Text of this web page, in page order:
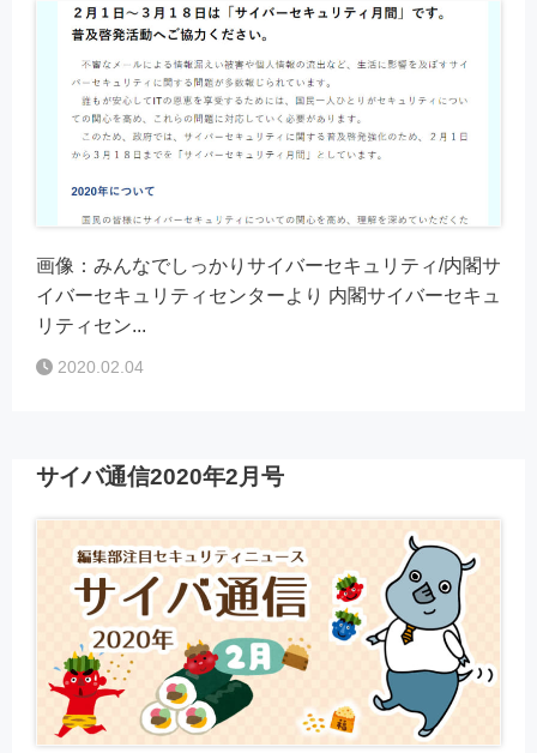
画像：みんなでしっかりサイバーセキュリティ/内閣サ
イバーセキュリティセンターより 内閣サイバーセキュ
リティセン...
2020.02.04
サイバ通信2020年2月号